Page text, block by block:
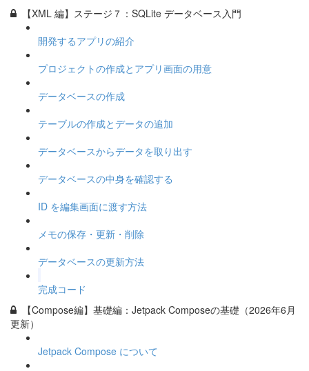
【XML 編】ステージ７：SQLite データベース入門
開発するアプリの紹介
プロジェクトの作成とアプリ画面の用意
データベースの作成
テーブルの作成とデータの追加
データベースからデータを取り出す
データベースの中身を確認する
ID を編集画面に渡す方法
メモの保存・更新・削除
データベースの更新方法
完成コード
【Compose編】基礎編：Jetpack Composeの基礎（2026年6月
更新）
Jetpack Compose について